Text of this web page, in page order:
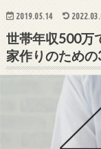
2019.05.14
世帯年収500万
家作りのための